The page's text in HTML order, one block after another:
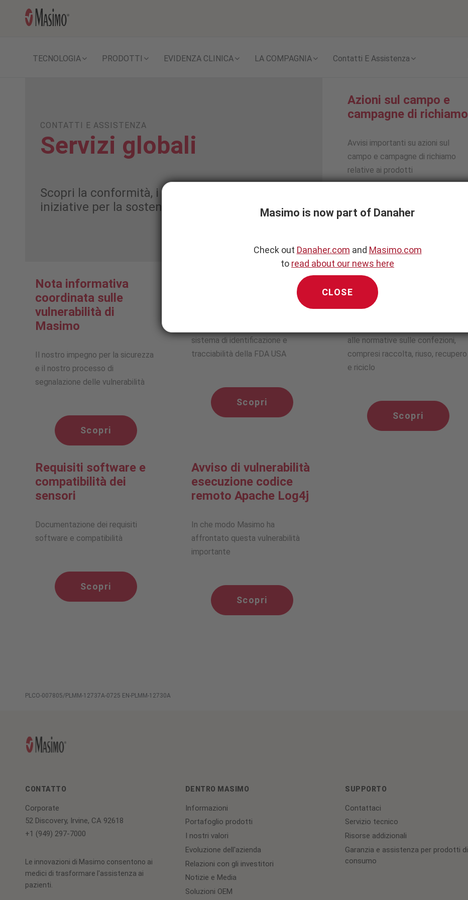
TECNOLOGIA PRODOTTI EVIDENZA CLINICA LA COMPAGNIA Contatti E Assistenza
CONTATTI E ASSISTENZA
Servizi globali
Scopri la conformità, i servizi per la qualità e le
iniziative per la sostenibilità nei mercati globali.
Azioni sul campo e
campagne di richiamo
Avvisi importanti su azioni sul
campo e campagne di richiamo
relative ai prodotti
Scopri
Nota informativa
coordinata sulle
vulnerabilità di
Masimo
Il nostro impegno per la sicurezza
e il nostro processo di
segnalazione delle vulnerabilità
Scopri
Identificazione unica
sistema di identificazione e
tracciabilità della FDA USA
Scopri
Etichettatura delle
confezioni Masimo
alle normative sulle confezioni,
compresi raccolta, riuso, recupero
e riciclo
Scopri
Requisiti software e
compatibilità dei
sensori
Documentazione dei requisiti
software e compatibilità
Scopri
Avviso di vulnerabilità
esecuzione codice
remoto Apache Log4j
In che modo Masimo ha
affrontato questa vulnerabilità
importante
Scopri
Servizi
globali
PLCO-007805/PLMM-12737A-0725 EN-PLMM-12730A
CONTATTO
Corporate
52 Discovery, Irvine, CA 92618
+1 (949) 297-7000
Le innovazioni di Masimo consentono ai
medici di trasformare l'assistenza ai
pazienti.
DENTRO MASIMO
Informazioni
Portafoglio prodotti
I nostri valori
Evoluzione dell'azienda
Relazioni con gli investitori
Notizie e Media
Soluzioni OEM
SUPPORTO
Contattaci
Servizio tecnico
Risorse addizionali
Garanzia e assistenza per prodotti di
consumo
Masimo is now part of Danaher
Check out Danaher.com and Masimo.com
to read about our news here
CLOSE